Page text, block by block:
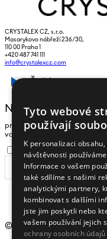
CRYSTALEX CZ, s.r.o.
Masarykovo nábřeží 236/30,
110 00 Praha 1
+420 487 741 111
info@crystalexcz.com
NEWSLETTER
pro zasílání zpráv a novinek
vaši e-mailovou adresu
Souhlasím se
© 2009 - 2026
Tyto webové
používají
K personalizaci
návštěvnosti
Informace o vašem
také sdílíme s našimi
analytickými partnery,
kombinovat s dalšími
jste jim poskytli nebo
vašem používání jejich
ochrany osobních údajů